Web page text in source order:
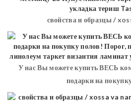
свойства и образцы /
У нас Вы можете купить ВЕСЬ
подарки на